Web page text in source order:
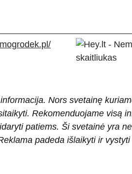
Nors svetainę
Rekomenduojame visą
patiems. Ši svetainė yra
padeda išlaikyti ir